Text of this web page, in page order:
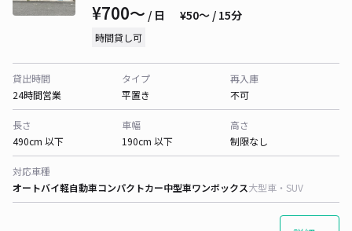
¥700〜 / 日 ¥50〜 / 15分
時間貸し可
貸出時間
24時間営業
タイプ
平置き
再入庫
不可
長さ
490cm 以下
車幅
190cm 以下
高さ
制限なし
対応車種
オートバイ軽自動車コンパクトカー中型車ワンボックス大型車・SUV